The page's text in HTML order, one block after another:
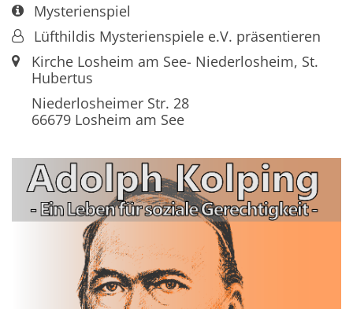
Art bzw. Nummer:
Mysterienspiel
Von:Lüfthildis Mysterienspiele e.V. präsentieren
Ort:Kirche Losheim am See- Niederlosheim, St.
Hubertus
Niederlosheimer Str. 28
66679 Losheim am See